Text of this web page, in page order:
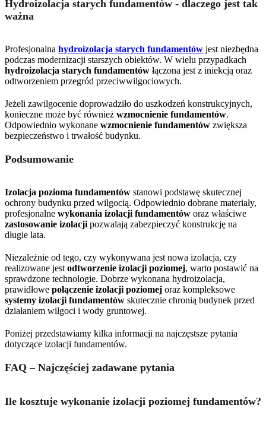
Hydroizolacja starych fundamentów - dlaczego jest tak
ważna
Profesjonalna hydroizolacja starych fundamentów jest niezbędna
podczas modernizacji starszych obiektów. W wielu przypadkach
hydroizolacja starych fundamentów łączona jest z iniekcją oraz
odtworzeniem przegród przeciwwilgociowych.
Jeżeli zawilgocenie doprowadziło do uszkodzeń konstrukcyjnych,
konieczne może być również wzmocnienie fundamentów.
Odpowiednio wykonane wzmocnienie fundamentów zwiększa
bezpieczeństwo i trwałość budynku.
Podsumowanie
Izolacja pozioma fundamentów stanowi podstawę skutecznej
ochrony budynku przed wilgocią. Odpowiednio dobrane materiały,
profesjonalne wykonania izolacji fundamentów oraz właściwe
zastosowanie izolacji pozwalają zabezpieczyć konstrukcję na
długie lata.
Niezależnie od tego, czy wykonywana jest nowa izolacja, czy
realizowane jest odtworzenie izolacji poziomej, warto postawić na
sprawdzone technologie. Dobrze wykonana hydroizolacja,
prawidłowe połączenie izolacji poziomej oraz kompleksowe
systemy izolacji fundamentów skutecznie chronią budynek przed
działaniem wilgoci i wody gruntowej.
Poniżej przedstawiamy kilka informacji na najczęstsze pytania
dotyczące izolacji fundamentów.
FAQ – Najczęściej zadawane pytania
Ile kosztuje wykonanie izolacji poziomej fundamentów?